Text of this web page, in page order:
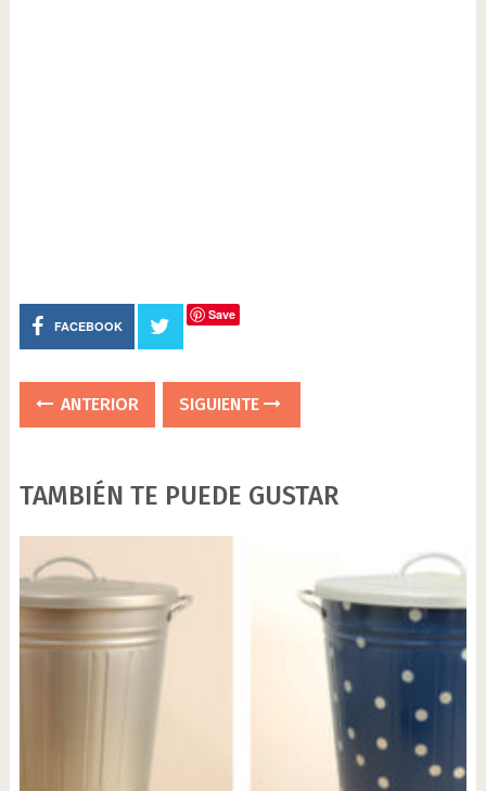
FACEBOOK
Save
ANTERIOR SIGUIENTE
TAMBIÉN TE PUEDE GUSTAR